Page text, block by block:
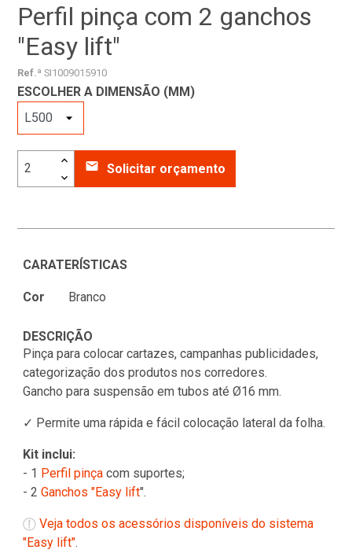
Perfil pinça com 2 ganchos
"Easy lift"
Ref.ª SI1009015910
ESCOLHER A DIMENSÃO (MM)
email Solicitar orçamento
CARATERÍSTICAS
Cor Branco
DESCRIÇÃO
Pinça para colocar cartazes, campanhas publicidades,
categorização dos produtos nos corredores.
Gancho para suspensão em tubos até Ø16 mm.
✓ Permite uma rápida e fácil colocação lateral da folha.
Kit inclui:
- 1 Perfil pinçacom suportes;
- 2 Ganchos "Easy lift".
Veja todos os acessórios disponíveis do sistema
"Easy lift".